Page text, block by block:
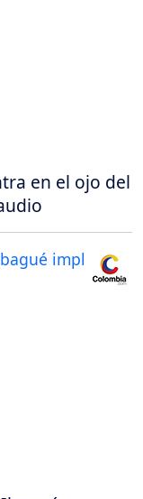
en el ojo del